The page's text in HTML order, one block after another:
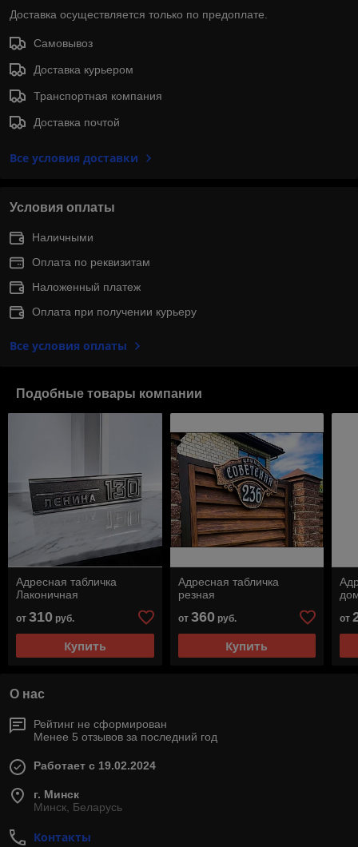
Доставка осуществляется только по предоплате.
Самовывоз
Доставка курьером
Транспортная компания
Доставка почтой
Все условия доставки
Условия оплаты
Наличными
Оплата по реквизитам
Наложенный платеж
Оплата при получении курьеру
Все условия оплаты
Подобные товары компании
Адресная табличка
Лаконичная
от 310 руб.
Купить
Адресная табличка
резная
от 360руб.
Купить
от
О нас
Рейтинг не сформирован
Менее 5 отзывов за последний год
Работает с 19.02.2024
г. Минск
Минск, Беларусь
Контакты